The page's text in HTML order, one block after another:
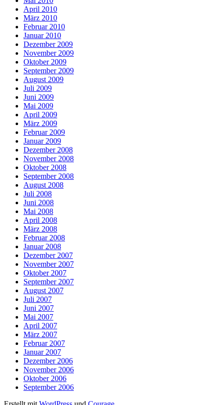
April 2010
März 2010
Februar 2010
Januar 2010
Dezember 2009
November 2009
Oktober 2009
September 2009
August 2009
Juli 2009
Juni 2009
Mai 2009
April 2009
März 2009
Februar 2009
Januar 2009
Dezember 2008
November 2008
Oktober 2008
September 2008
August 2008
Juli 2008
Juni 2008
Mai 2008
April 2008
März 2008
Februar 2008
Januar 2008
Dezember 2007
November 2007
Oktober 2007
September 2007
August 2007
Juli 2007
Juni 2007
Mai 2007
April 2007
März 2007
Februar 2007
Januar 2007
Dezember 2006
November 2006
Oktober 2006
September 2006